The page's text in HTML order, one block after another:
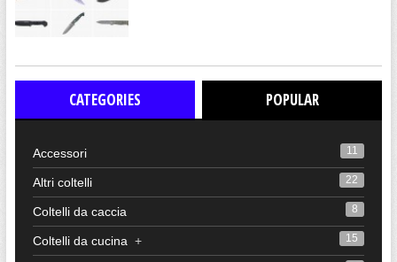
CATEGORIES POPULAR
Accessori 11
Altri coltelli 22
Coltelli da caccia 8
Coltelli da cucina + 15